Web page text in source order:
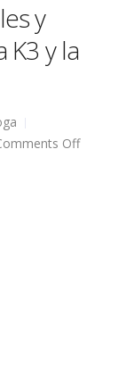
y
K3 y la
Offon